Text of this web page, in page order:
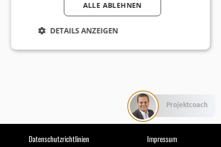
Datenschutzrichtlinien Impressum
ALLE ABLEHNEN
DETAILS ANZEIGEN
Projektcoach